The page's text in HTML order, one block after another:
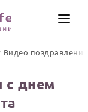
Видео поздравления
с днем